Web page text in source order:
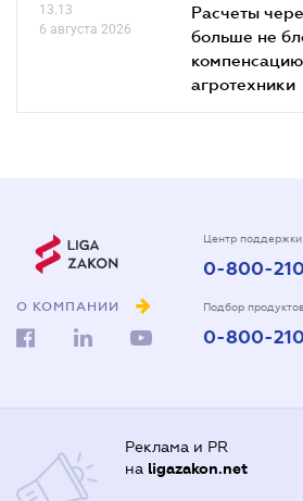
13.13
6 августа 2026
Расчеты
больше не
агротехники
О КОМПАНИИ
Центр поддержки
0-800-
Подбор
0-800-
Реклама и PR
на ligazakon.net